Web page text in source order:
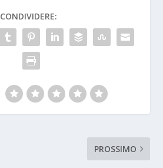
CONDIVIDERE:
PROSSIMO